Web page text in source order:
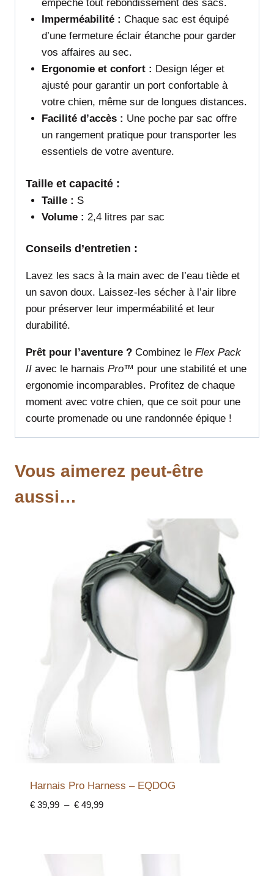
empêche tout rebondissement des sacs.
Imperméabilité : Chaque sac est équipé
d’une fermeture éclair étanche pour garder
vos affaires au sec.
Ergonomie et confort : Design léger et
ajusté pour garantir un port confortable à
votre chien, même sur de longues distances.
Facilité d’accès : Une poche par sac offre
un rangement pratique pour transporter les
essentiels de votre aventure.
Taille et capacité :
Taille : S
Volume : 2,4 litres par sac
Conseils d’entretien :
Lavez les sacs à la main avec de l’eau tiède et
un savon doux. Laissez-les sécher à l’air libre
pour préserver leur imperméabilité et leur
durabilité.
Prêt pour l’aventure ? Combinez le Flex Pack
II avec le harnais Pro™ pour une stabilité et une
ergonomie incomparables. Profitez de chaque
moment avec votre chien, que ce soit pour une
courte promenade ou une randonnée épique !
Vous aimerez peut-être
aussi…
Harnais Pro Harness – EQDOG
€39,99 – €49,99Plage